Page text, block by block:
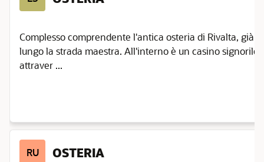
Complesso comprendente l'antica osteria di Rivalta, già
lungo la strada maestra. All'interno è un casino signorile
attraver ...
RU OSTERIA